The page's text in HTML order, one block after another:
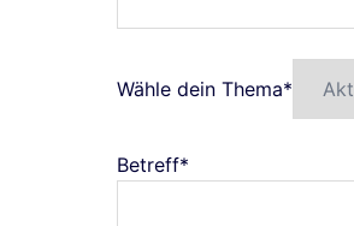
Wähle dein Thema*
Betreff*